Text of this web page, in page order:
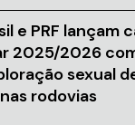
e PRF lançam
2025/2026
sexual
rodovias